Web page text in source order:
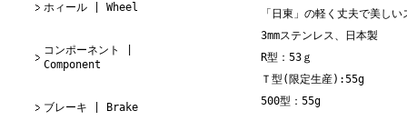
ホィール | Wheel
コンポーネント |
Component
ブレーキ | Brake
「日東」の軽く丈夫で美し
3mmステンレス、日本製
R型：53ｇ
Ｔ型(限定生産):55g
500型：55g